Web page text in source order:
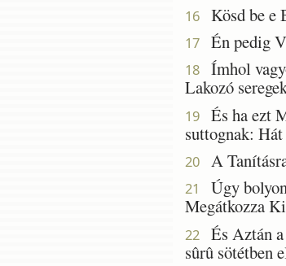
16 Kösd be e
17 Én pedig
18
Ímhol
Lakozó
19
És ha ezt
suttognak:
20 A
21
Úgy
Megátkozza
22
És Aztán
sûrû sötétben